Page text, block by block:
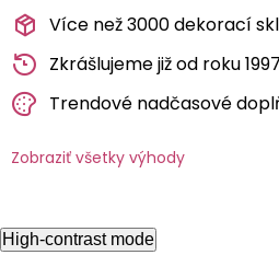
Více než 3000 dekorací
Zkrášlujeme již od roku 1997
Trendové nadčasové
Zobraziť všetky výhody
High-contrast mode